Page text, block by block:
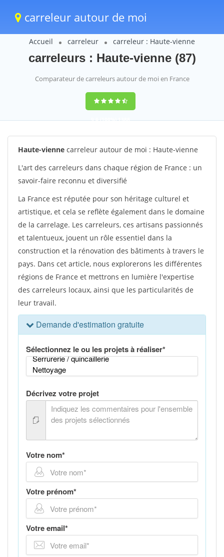
carreleur autour de moi
Accueil carreleur carreleur : Haute-vienne
carreleurs : Haute-vienne (87)
Comparateur de carreleurs autour de moi en France
9,6(100%)1388
votes
Haute-vienne carreleur autour de moi : Haute-vienne
L'art des carreleurs dans chaque région de France : un
savoir-faire reconnu et diversifié
La France est réputée pour son héritage culturel et
artistique, et cela se reflète également dans le domaine
de la carrelage. Les carreleurs, ces artisans passionnés
et talentueux, jouent un rôle essentiel dans la
construction et la rénovation des bâtiments à travers le
pays. Dans cet article, nous explorerons les différentes
régions de France et mettrons en lumière l'expertise
des carreleurs locaux, ainsi que les particularités de
leur travail.